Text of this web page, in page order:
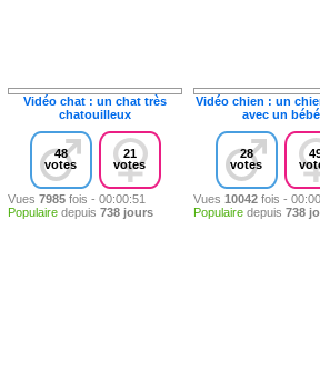
Vidéo chat : un chat très
chatouilleux
48
votes
21
votes
Vues 7985 fois - 00:00:51
Populaire depuis 738 jours
Vidéo chien : un
avec un bébé
28
votes
Vues 10042 fois -
Populaire depuis 738